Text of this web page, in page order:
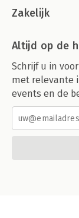
Zakelijk
Altijd op de
Schrijf u in
met relevante
events en de